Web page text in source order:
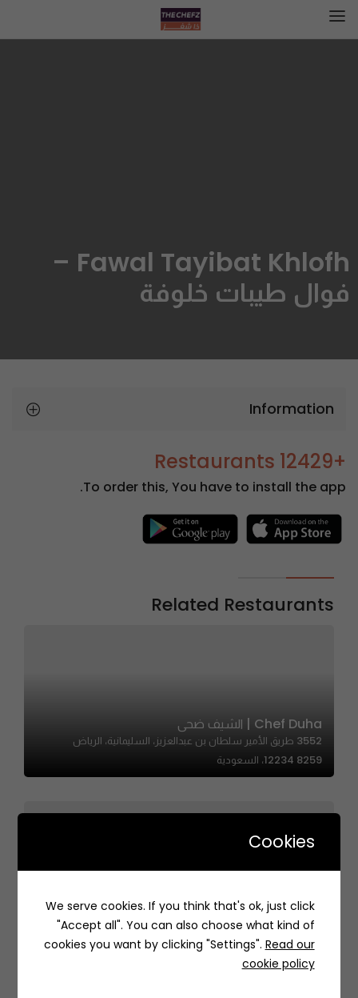
Fawal Tayibat Khlofh –
فوال طيبات خلوفة
Information
+12429 Restaurants
To order this, You have to install the app.
Related Restaurants
Chef Duha | الشيف ضحى
3552 طريق الأمير سلطان بن عبدالعزيز، السليمانية، الرياض
12234 8259، السعودية
شارع Sulayman Ibn Abdulmalik Ibn Marwan, Tuwaiq,
Riyadh 11564, Saudi Arabia
Cookies
We serve cookies. If you think that's ok, just click
"Accept all". You can also choose what kind of
cookies you want by clicking "Settings". Read our
cookie policy